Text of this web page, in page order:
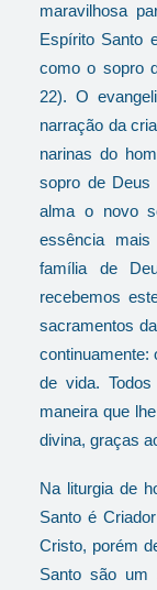
maravilhosa
Espírito Santo
como o sopro
22). O
narração da
narinas do
sopro de
alma o novo
essência
família de
recebemos
sacramentos
continuamente:
de vida.
maneira que
divina, graças
Na liturgia de
Santo é
Cristo, porém
Santo são